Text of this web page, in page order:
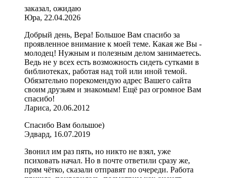
заказал, ожидаю
Юра, 22.04.2026
Добрый день, Вера! Большое Вам спасибо за
проявленное внимание к моей теме. Какая же Вы -
молодец! Нужным и полезным делом занимаетесь.
Ведь не у всех есть возможность сидеть сутками в
библиотеках, работая над той или иной темой.
Обязательно порекомендую адрес Вашего сайта
своим друзьям и знакомым! Ещё раз огромное Вам
спасибо!
Лариса, 20.06.2012
Спасибо Вам большое)
Эдвард, 16.07.2019
Звонил им раз пять, но никто не взял, уже
психовать начал. Но в почте ответили сразу же,
прям чётко, сказали отправят по очереди. Работа